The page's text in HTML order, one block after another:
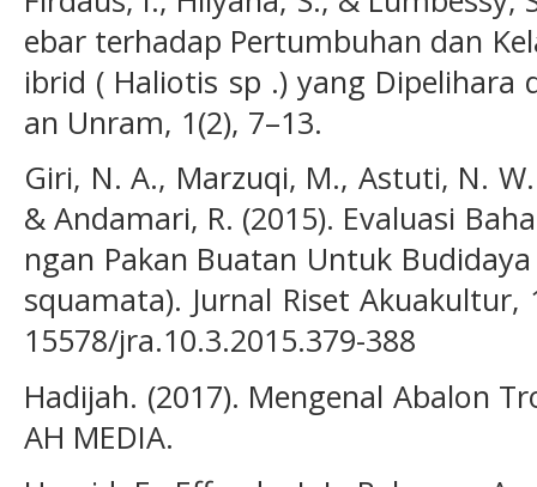
ebar terhadap Pertumbuhan dan
ibrid ( Haliotis sp .) yang Dipelihara
an Unram, 1(2), 7–13.
Giri, N. A., Marzuqi, M., Astuti, N.
& Andamari, R. (2015). Evaluasi
ngan Pakan Buatan Untuk
squamata). Jurnal Riset
15578/jra.10.3.2015.379-388
Hadijah. (2017). Mengenal Abalon
AH MEDIA.